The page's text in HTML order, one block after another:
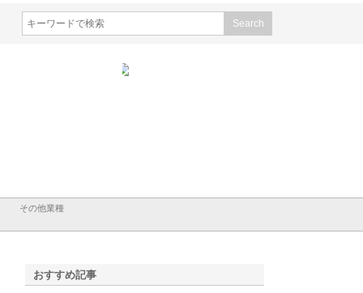
その他業種
おすすめ記事